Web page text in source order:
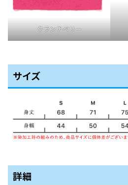
クランチベリー
サイズ
詳細